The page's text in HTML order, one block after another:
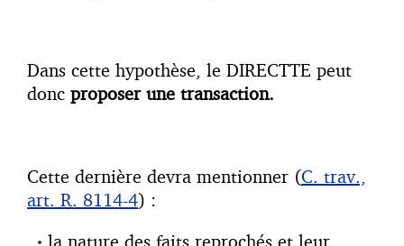
Dans cette hypothèse, le DIRECTTE peut
donc proposer une transaction.
Cette dernière devra mentionner (C. trav.,
art. R. 8114-4) :
la nature des faits reprochés et leur